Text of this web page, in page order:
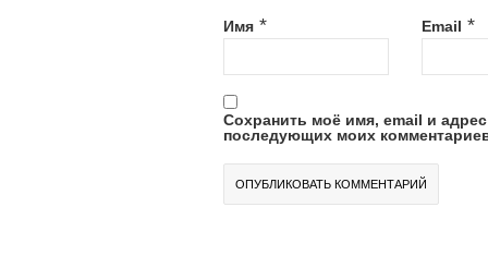
Имя * Email *
Сохранить моё имя, email и
последующих моих